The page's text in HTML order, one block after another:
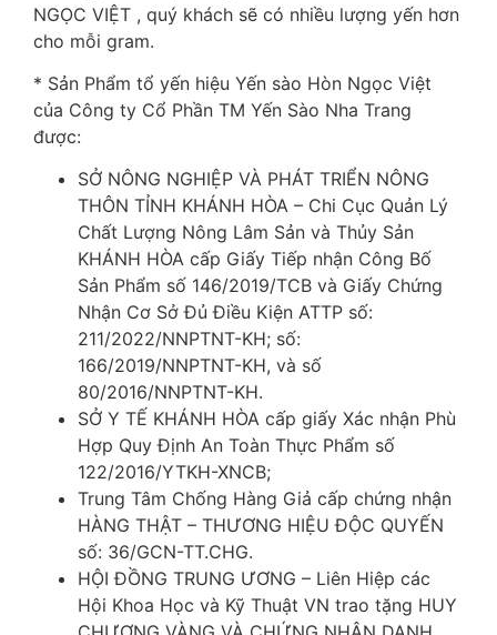
NGỌC VIỆT , quý khách sẽ có nhiều lượng yến hơn
cho mỗi gram.
* Sản Phẩm tổ yến hiệu Yến sào Hòn Ngọc Việt
của Công ty Cổ Phần TM Yến Sào Nha Trang
được:
SỞ NÔNG NGHIỆP VÀ PHÁT TRIỂN NÔNG
THÔN TỈNH KHÁNH HÒA – Chi Cục Quản Lý
Chất Lượng Nông Lâm Sản và Thủy Sản
KHÁNH HÒA cấp Giấy Tiếp nhận Công Bố
Sản Phẩm số 146/2019/TCB và Giấy Chứng
Nhận Cơ Sở Đủ Điều Kiện ATTP số:
211/2022/NNPTNT-KH; số:
166/2019/NNPTNT-KH, và số
80/2016/NNPTNT-KH.
SỞ Y TẾ KHÁNH HÒA cấp giấy Xác nhận Phù
Hợp Quy Định An Toàn Thực Phẩm số
122/2016/YTKH-XNCB;
Trung Tâm Chống Hàng Giả cấp chứng nhận
HÀNG THẬT – THƯƠNG HIỆU ĐỘC QUYẾN
số: 36/GCN-TT.CHG.
HỘI ĐỒNG TRUNG ƯƠNG – Liên Hiệp các
Hội Khoa Học và Kỹ Thuật VN trao tặng HUY